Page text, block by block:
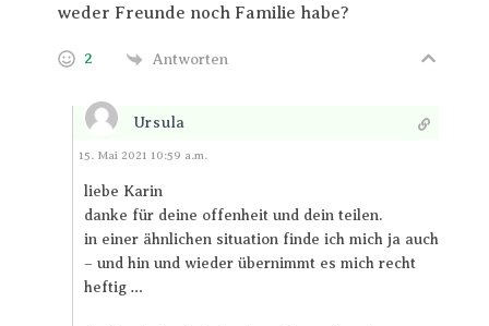
weder Freunde noch Familie habe?
2 Antworten
Ursula
Antworten
15. Mai 2021 10:59 a.m.
liebe Karin
danke für deine offenheit und dein teilen.
in einer ähnlichen situation finde ich mich ja auch
– und hin und wieder übernimmt es mich recht
heftig …